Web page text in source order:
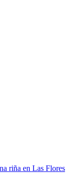
riña en Las Flores